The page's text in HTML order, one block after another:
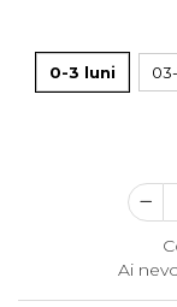
0-3 luni
Ai